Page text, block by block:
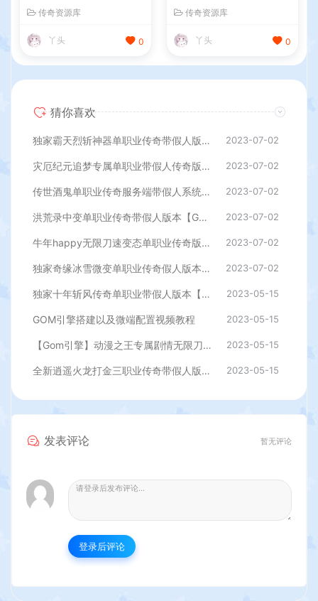
境-梵天祭坛[GOM引擎]
传奇资源库
丫头 0
传奇资源库
丫头 0
猜你喜欢
独家霸天烈斩神器单职业传奇带假人版本【Gom引擎】 2023-07-02
灾厄纪元追梦专属单职业带假人传奇版本【Gom引擎】 2023-07-02
传世酒鬼单职业传奇服务端带假人系统-残羽深渊-巨石幻境-梵天祭坛[GOM引擎] 2023-07-02
洪荒录中变单职业传奇带假人版本【Gom引擎】 2023-07-02
牛年happy无限刀速变态单职业传奇版本【Gom引擎】 2023-07-02
独家奇缘冰雪微变单职业传奇假人版本【Gom引擎】 2023-07-02
独家十年斩风传奇单职业带假人版本【Gom引擎】 2023-05-15
GOM引擎搭建以及微端配置视频教程 2023-05-15
【Gom引擎】动漫之王专属剧情无限刀变态单职业传奇假人版本 2023-05-15
全新逍遥火龙打金三职业传奇带假人版本【Gom引擎】 2023-05-15
发表评论 暂无评论
登录后评论